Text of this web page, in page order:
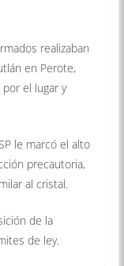
realizaban
en Perote,
el lugar y
le marcó el alto
precautoria,
al cristal.
de la
de ley.